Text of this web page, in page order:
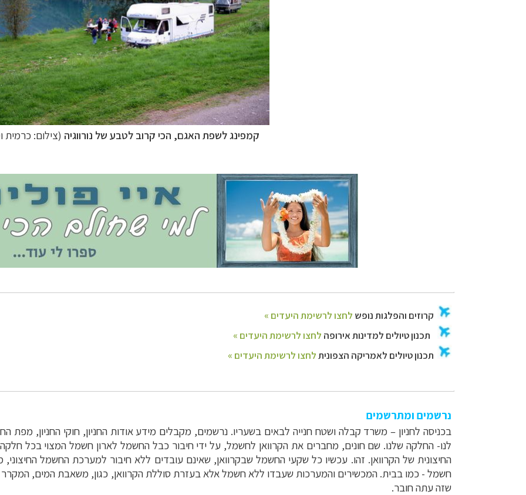
קמפינג לשפת האגם, הכי קרוב לטבע של נורווגיה (צילום: כרמית
קרוזים והפלגות נופשלחצו לרשימת היעדים »
לחצו לרשימת היעדים »
נרשמים ומתרשמים
בכניסה לחניון –משרד קבלה ושטח חנייה לבאים בשעריו. נרשמים, מקבלים מידע אודות החניון, חוקי החניון, מפת
לנו- החלקה שלנו. שם חונים, מחברים את הקרוואן לחשמל, על ידי חיבור כבל החשמל לארון חשמל המצוי בכל
החיצונית של הקרוואן. זהו. עכשיו כל שקעי החשמל שבקרוואן, שאינם עובדים ללא חיבור למערכת החשמל
חשמל - כמו בבית. המכשירים והמערכות שעבדו ללא חשמל אלא בעזרת סוללת הקרוואן, כגון, משאבת המים, המקרר
שזה עתה חובר.